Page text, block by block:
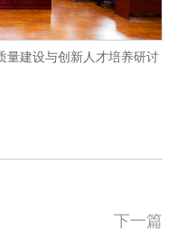
量建设与创新人才培养研讨
下一篇